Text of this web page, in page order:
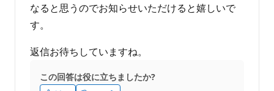
なると思うのでお知らせいただけると嬉しいで
す。
返信お待ちしていますね。
この回答は役に立ちましたか?